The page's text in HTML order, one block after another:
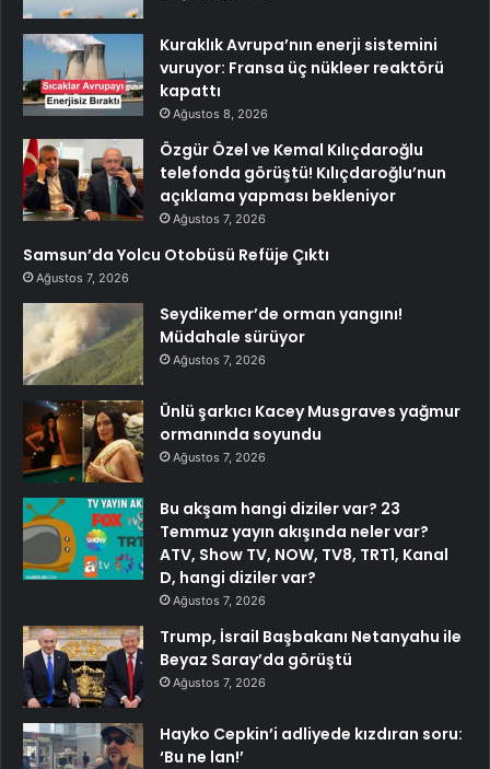
Kuraklık Avrupa’nın enerji sistemini
vuruyor: Fransa üç nükleer reaktörü
kapattı
Ağustos 8, 2026
Özgür Özel ve Kemal Kılıçdaroğlu
telefonda görüştü! Kılıçdaroğlu’nun
açıklama yapması bekleniyor
Ağustos 7, 2026
Samsun’da Yolcu Otobüsü Refüje Çıktı
Ağustos 7, 2026
Seydikemer’de orman yangını!
Müdahale sürüyor
Ağustos 7, 2026
Ünlü şarkıcı Kacey Musgraves yağmur
ormanında soyundu
Ağustos 7, 2026
Bu akşam hangi diziler var? 23
Temmuz yayın akışında neler var?
ATV, Show TV, NOW, TV8, TRT1, Kanal
D, hangi diziler var?
Ağustos 7, 2026
Trump, İsrail Başbakanı Netanyahu ile
Beyaz Saray’da görüştü
Ağustos 7, 2026
Hayko Cepkin’i adliyede kızdıran soru:
‘Bu ne lan!’